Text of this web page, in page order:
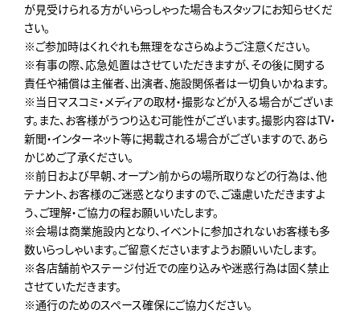
が見受けられる方がいらっしゃった場合もスタッフにお知らせくだ
さい。
※ご参加時はくれぐれも無理をなさらぬようご注意ください。
※有事の際、応急処置はさせていただきますが、その後に関する
責任や補償は主催者、出演者、施設関係者は一切負いかねます。
※当日マスコミ・メディアの取材・撮影などが入る場合がございま
す。また、お客様がうつり込む可能性がございます。撮影内容はTV・
新聞・インターネット等に掲載される場合がございますので、あら
かじめご了承ください。
※前日および早朝、オープン前からの場所取りなどの行為は、他
テナント、お客様のご迷惑となりますので、ご遠慮いただきますよ
う、ご理解・ご協力の程お願いいたします。
※会場は商業施設内となり、イベントに参加されないお客様も多
数いらっしゃいます。ご留意くださいますようお願いいたします。
※各店舗前やステージ付近での座り込みや迷惑行為は固く禁止
させていただきます。
※通行のためのスペース確保にご協力ください。